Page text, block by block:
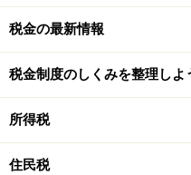
『年収400万円?必要経費
万円』
配偶者や子どもを養って
るので、それだけ税金が
税金の最新情報
税金制度のしくみを整理しよ
所得税
住民税